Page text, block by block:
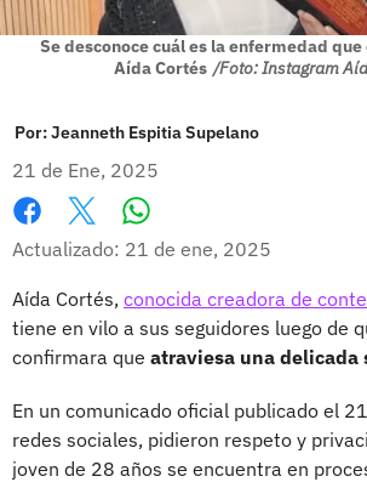
Se desconoce cuál es la enfermedad
Aída Cortés /Foto: Instagram
Por:Jeanneth Espitia Supelano
21 de Ene, 2025
Facebook
X
Actualizado: 21 de ene, 2025
Aída Cortés, conocida creadora de
tiene en vilo a sus seguidores luego de
confirmara que atraviesa una delicada
En un comunicado oficial publicado el
redes sociales, pidieron respeto y
joven de 28 años se encuentra en